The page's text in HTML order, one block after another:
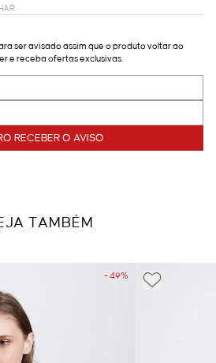
ser avisado assim que o produto voltar ao
e receba ofertas exclusivas.
RECEBER O AVISO
TAMBÉM
- 49%